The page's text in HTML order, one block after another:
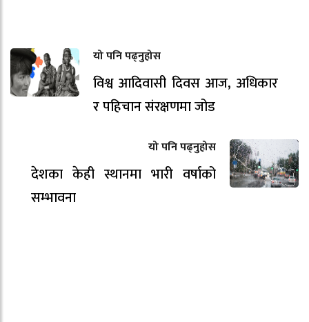
यो पनि पढ्नुहोस
विश्व आदिवासी दिवस आज, अधिकार
र पहिचान संरक्षणमा जोड
यो पनि पढ्नुहोस
देशका केही स्थानमा भारी वर्षाको
सम्भावना